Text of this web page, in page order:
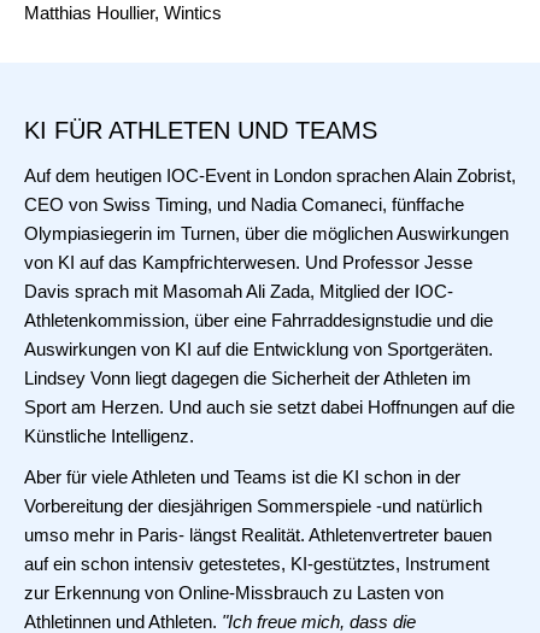
Matthias Houllier, Wintics
KI FÜR ATHLETEN UND TEAMS
Auf dem heutigen IOC-Event in London sprachen Alain Zobrist,
CEO von Swiss Timing, und Nadia Comaneci, fünffache
Olympiasiegerin im Turnen, über die möglichen Auswirkungen
von KI auf das Kampfrichterwesen. Und Professor Jesse
Davis sprach mit Masomah Ali Zada, Mitglied der IOC-
Athletenkommission, über eine Fahrraddesignstudie und die
Auswirkungen von KI auf die Entwicklung von Sportgeräten.
Lindsey Vonn liegt dagegen die Sicherheit der Athleten im
Sport am Herzen. Und auch sie setzt dabei Hoffnungen auf die
Künstliche Intelligenz.
Aber für viele Athleten und Teams ist die KI schon in der
Vorbereitung der diesjährigen Sommerspiele -und natürlich
umso mehr in Paris- längst Realität. Athletenvertreter bauen
auf ein schon intensiv getestetes, KI-gestütztes, Instrument
zur Erkennung von Online-Missbrauch zu Lasten von
Athletinnen und Athleten. "Ich freue mich, dass die